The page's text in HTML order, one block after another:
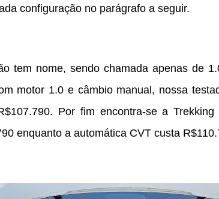
configuração no parágrafo a seguir.
tem nome, sendo chamada apenas de
motor 1.0 e câmbio manual, nossa
Por fim encontra-se a
enquanto a automática CVT custa